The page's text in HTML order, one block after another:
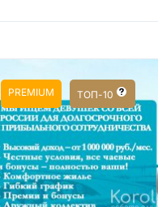
PREMIUM ТОП-10